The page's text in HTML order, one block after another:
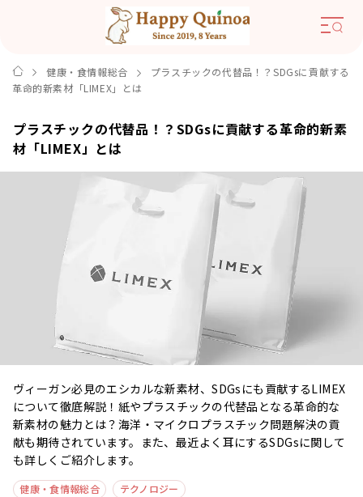
健康・食情報総合
プラスチックの代替品！？SDGsに貢献する
革命的新素材「LIMEX」とは
プラスチックの代替品！？SDGsに貢献する革命的新素
材「LIMEX」とは
ヴィーガン必見のエシカルな新素材、SDGsにも貢献するLIMEX
について徹底解説！紙やプラスチックの代替品となる革命的な
新素材の魅力とは？海洋・マイクロプラスチック問題解決の貢
献も期待されています。また、最近よく耳にするSDGsに関して
も詳しくご紹介します。
健康・食情報総合 テクノロジー